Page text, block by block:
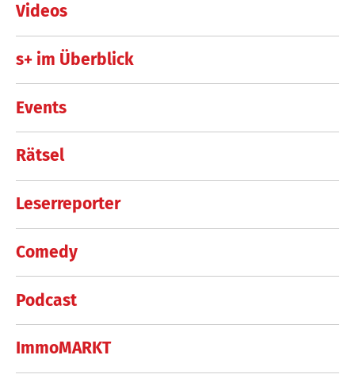
Videos
s+ im Überblick
Events
Rätsel
Leserreporter
Comedy
Podcast
ImmoMARKT